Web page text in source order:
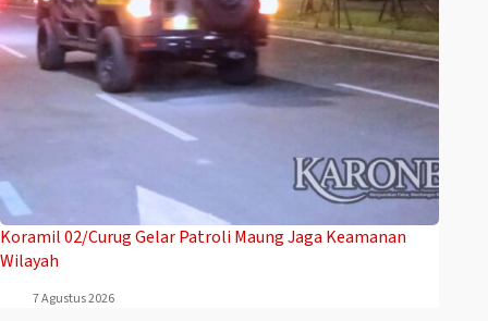
Koramil 02/Curug Gelar Patroli Maung Jaga Keamanan
Wilayah
7 Agustus 2026